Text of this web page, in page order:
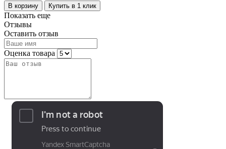
В корзину Купить в 1 клик
Показать еще
Отзывы
Оставить отзыв
Оценка товара